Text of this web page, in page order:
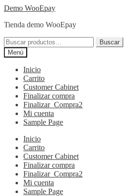
Ir
la
Ir
contenido
Demo WooEpay
Tienda demo WooEpay
Buscar
por:
Buscar
Menú
Inicio
Carrito
Customer Cabinet
Finalizar compra
Finalizar_Compra2
Mi cuenta
Sample Page
Inicio
Carrito
Customer Cabinet
Finalizar compra
Finalizar_Compra2
Mi cuenta
Sample Page